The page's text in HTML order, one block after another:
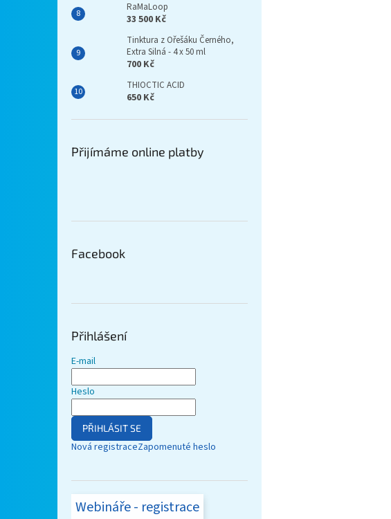
RaMaLoop
33 500 Kč
Tinktura z Ořešáku Černého,
Extra Silná - 4 x 50 ml
700 Kč
THIOCTIC ACID
650 Kč
Přijímáme online platby
Facebook
Přihlášení
E-mail
Heslo
PŘIHLÁSIT SE
Nová registraceZapomenuté heslo
Webináře - registrace